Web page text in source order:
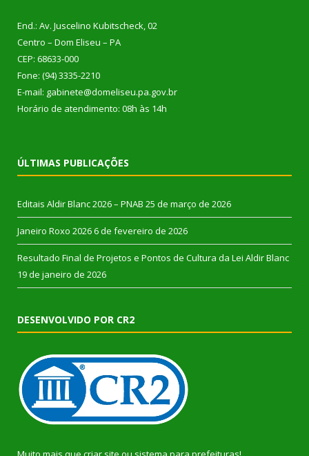
End.: Av. Juscelino Kubitscheck, 02
Centro – Dom Eliseu – PA
CEP: 68633-000
Fone: (94) 3335-2210
E-mail: gabinete@domeliseu.pa.gov.br
Horário de atendimento: 08h às 14h
ÚLTIMAS PUBLICAÇÕES
Editais Aldir Blanc 2026 – PNAB 25 de março de 2026
Janeiro Roxo 2026 6 de fevereiro de 2026
Resultado Final de Projetos e Pontos de Cultura da Lei Aldir Blanc
19 de janeiro de 2026
DESENVOLVIDO POR CR2